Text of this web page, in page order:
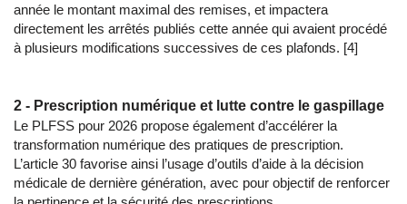
année le montant maximal des remises, et impactera
directement les arrêtés publiés cette année qui avaient procédé
à plusieurs modifications successives de ces plafonds. [4]
2 - Prescription numérique et lutte contre le gaspillage
Le PLFSS pour 2026 propose également d’accélérer la
transformation numérique des pratiques de prescription.
L’article 30 favorise ainsi l’usage d’outils d’aide à la décision
médicale de dernière génération, avec pour objectif de renforcer